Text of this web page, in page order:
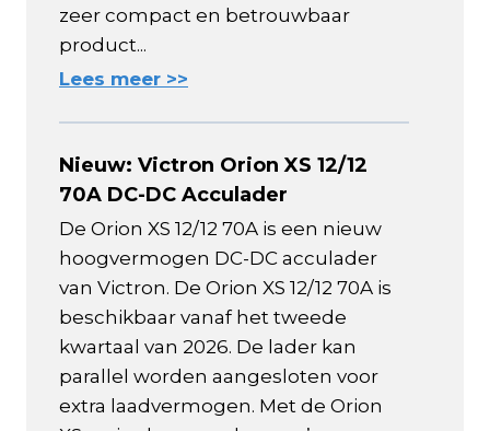
zeer compact en betrouwbaar
product...
Lees meer >>
Nieuw: Victron Orion XS 12/12
70A DC-DC Acculader
De Orion XS 12/12 70A is een nieuw
hoogvermogen DC-DC acculader
van Victron. De Orion XS 12/12 70A is
beschikbaar vanaf het tweede
kwartaal van 2026. De lader kan
parallel worden aangesloten voor
extra laadvermogen. Met de Orion